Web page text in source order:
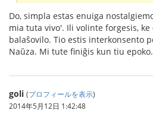
Do, simpla estas enuiga
mia tuta vivo'. Ili volinte forgesis,
balaŝovilo. Tio estis interkonsento
Naŭza. Mi tute finiĝis kun tiu epoko.
goli (プロフィールを表示)
2014年5月12日 1:42:48